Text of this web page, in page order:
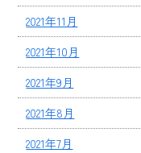
2021年11月
2021年10月
2021年9月
2021年8月
2021年7月